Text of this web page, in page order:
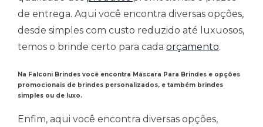
de entrega. Aqui você encontra diversas opções,
desde simples com custo reduzido até luxuosos,
temos o brinde certo para cada orçamento.
Na Falconi Brindes você encontra Máscara Para Brindes e opções
promocionais de brindes personalizados, e também brindes
simples ou de luxo.
Enfim, aqui você encontra diversas opções,